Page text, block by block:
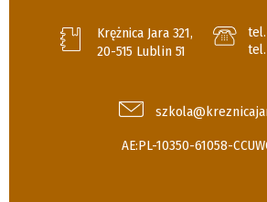
Krężnica Jara 321,
20-515 Lublin 51
AE:PL-10350-61058-